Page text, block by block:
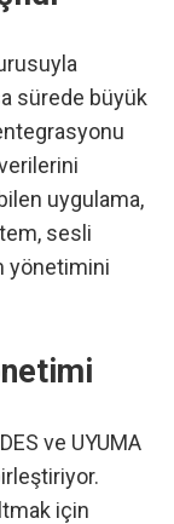
sürede büyük
uygulama,
sesli
yönetimini
ve UYUMA
için